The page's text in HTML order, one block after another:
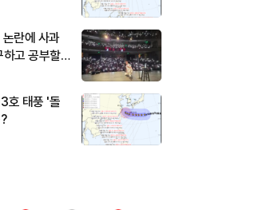
란에 사과
고 공부할
호 태풍 '돌